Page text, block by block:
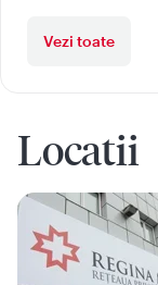
Vezi toate
Locatii